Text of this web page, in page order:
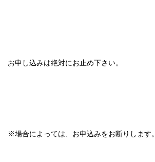
お申し込みは絶対にお止め下さい。
※場合によっては、お申込みをお断りします。